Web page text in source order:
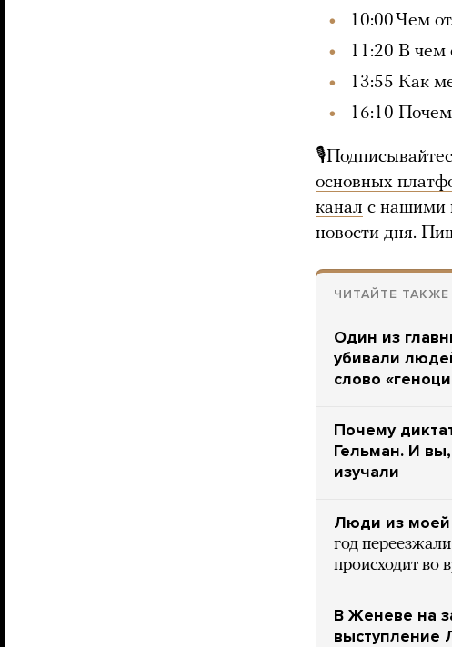
10:00 Чем
11:20 В чем
13:55 Как
16:10
основных
канал с нашими
новости дня.
ЧИТАЙТЕ ТАКЖЕ
Один из
убивали
слово
Почему
Гельман. И
изучали
Люди из моей
год
происходит во
В Женеве на
выступление